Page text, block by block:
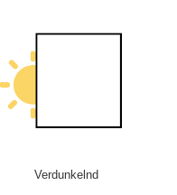
Verdunkelnd